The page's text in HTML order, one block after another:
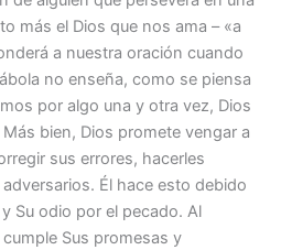
más el Dios que nos ama – «a
a nuestra oración cuando
no enseña, como se piensa
por algo una y otra vez, Dios
bien, Dios promete vengar a
sus errores, hacerles
Él hace esto debido
Su odio por el pecado. Al
Sus promesas y